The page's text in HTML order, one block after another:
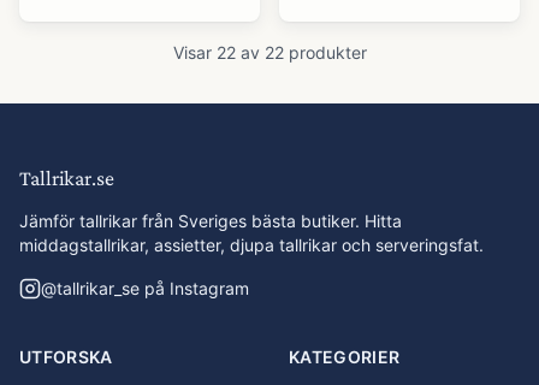
Visar 22av 22produkter
Tallrikar.se
Jämför tallrikar från Sveriges bästa butiker. Hitta
middagstallrikar, assietter, djupa tallrikar och serveringsfat.
@tallrikar_se på Instagram
UTFORSKA KATEGORIER